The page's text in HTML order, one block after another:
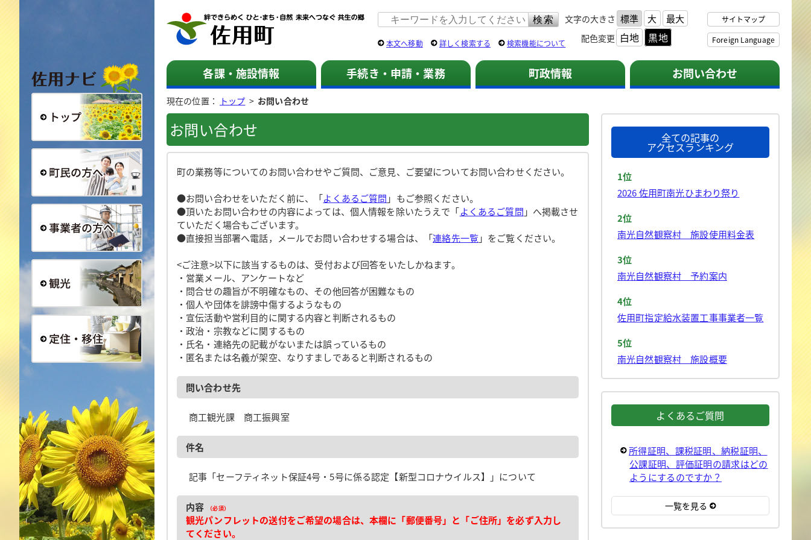
総合トップ
町民の方へ
事業者の方へ
定住・移住
佐用町 公式ホームページ 文字の大きさ 標準 大 最大
配色変更 白地 黒地
サイトマップ
Foreign Language
本文へ移動 詳しく検索する 検索機能について
各課・施設情報 手続き・申請・業務 町政情報 お問い合わせ
現在の位置： トップ > お問い合わせ
お問い合わせ
町の業務等についてのお問い合わせやご質問、ご意見、ご要望についてお問い合わせください。
●お問い合わせをいただく前に、「よくあるご質問 」もご参照ください。
●頂いたお問い合わせの内容によっては、個人情報を除いたうえで「よくあるご質問 」へ掲載させ
ていただく場合もございます。
●直接担当部署へ電話，メールでお問い合わせする場合は、「連絡先一覧」をご覧ください。
<ご注意>以下に該当するものは、受付および回答をいたしかねます。
・営業メール、アンケートなど
・問合せの趣旨が不明確なもの、その他回答が困難なもの
・個人や団体を誹謗中傷するようなもの
・宣伝活動や営利目的に関する内容と判断されるもの
・政治・宗教などに関するもの
・氏名・連絡先の記載がないまたは誤っているもの
・匿名または名義が架空、なりすましであると判断されるもの
問い合わせ先
商工観光課 商工振興室
件名
記事「セーフティネット保証4号・5号に係る認定【新型コロナウイルス】」について
内容 （必須）
観光パンフレットの送付をご希望の場合は、本欄に「郵便番号」と「ご住所」を必ず入力し
てください。
全ての記事の
アクセスランキング
1位
2026 佐用町南光ひまわり祭り
2位
南光自然観察村 施設使用料金表
3位
南光自然観察村 予約案内
4位
佐用町指定給水装置工事事業者一覧
5位
南光自然観察村 施設概要
よくあるご質問
所得証明、課税証明、納税証明、
公課証明、評価証明の請求はどの
ようにするのですか？
一覧を見る